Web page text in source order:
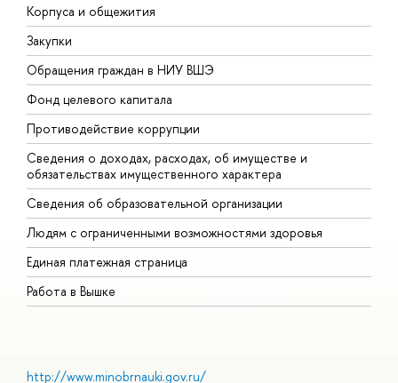
Корпуса и общежития
Закупки
Обращения граждан в НИУ ВШЭ
Фонд целевого капитала
Противодействие коррупции
Сведения о доходах, расходах, об имуществе и
обязательствах имущественного характера
Сведения об образовательной организации
Людям с ограниченными возможностями здоровья
Единая платежная страница
Работа в Вышке
http://www.minobrnauki.gov.ru/